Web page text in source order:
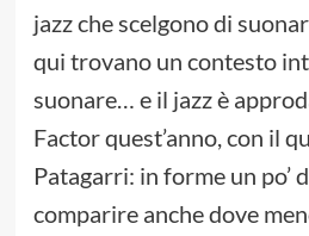
jazz che scelgono di
qui trovano un contesto
suonare… e il jazz è
Factor quest’anno, con il
Patagarri: in forme un po’
comparire anche dove